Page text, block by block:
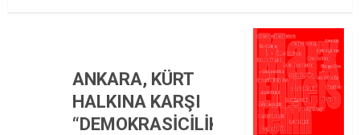
ANKARA, KÜRT
HALKINA KARŞI
“DEMOKRASİCİLİK”